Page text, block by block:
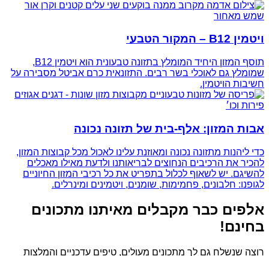
ויטמין B12 – המקור הטבעי
תוסף המזון היחיד המומלץ בתזונה טבעונית הוא ויטמין B12,
שמומלץ גם לאוכלי בשר רבים. התזונאית כרם אביטל מסבירה על
חשיבות הויטמין.
אבות המזון: אלף-בית של תזונה נכונה
כדי ליהנות מתזונה נכונה ומאוזנת עלינו לאכול מכל קבוצות המזון,
להכיר את הרכיבים הנחוצים לבריאותנו ולדעת מאילו מאכלים
להשיגם. יש לשאוף לכלול בתפריט את כל רכיבי המזון החיוניים
לגופנו: חלבונים, פחמימות, שומנים, ויטמינים ומינרלים.
אלפים כבר מקבלים מאיתנו מתכונים
בחינם!
רוצה שנשלח גם לך מתכונים מעולים, טיפים עדכניים והמלצות